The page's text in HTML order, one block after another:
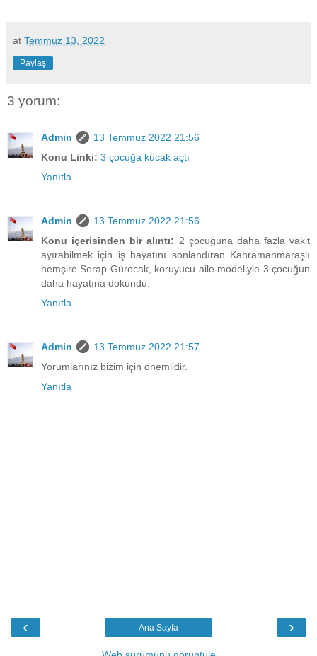
at Temmuz 13, 2022
Paylaş
3 yorum:
Admin
13 Temmuz 2022 21:56
Konu Linki: 3 çocuğa kucak açtı
Yanıtla
Admin
13 Temmuz 2022 21:56
Konu içerisinden bir alıntı: 2 çocuğuna daha fazla vakit
ayırabilmek için iş hayatını sonlandıran Kahramanmaraşlı
hemşire Serap Gürocak, koruyucu aile modeliyle 3 çocuğun
daha hayatına dokundu.
Yanıtla
Admin
13 Temmuz 2022 21:57
Yorumlarınız bizim için önemlidir.
Yanıtla
‹ ›
Ana Sayfa